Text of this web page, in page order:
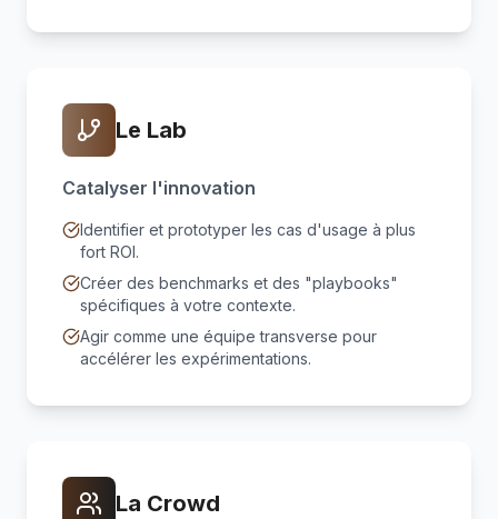
Le Lab
Catalyser l'innovation
Identifier et prototyper les cas d'usage à plus
fort ROI.
Créer des benchmarks et des "playbooks"
spécifiques à votre contexte.
Agir comme une équipe transverse pour
accélérer les expérimentations.
La Crowd